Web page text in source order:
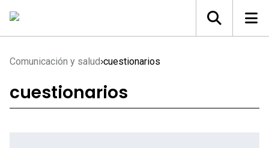
Comunicación y salud cuestionarios
cuestionarios